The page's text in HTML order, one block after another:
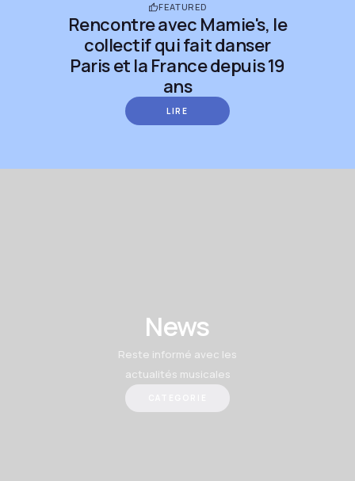
FEATURED
Rencontre avec Mamie's, le
collectif qui fait danser
Paris et la France depuis 19
ans
LIRE
News
Reste informé avec les
actualités musicales